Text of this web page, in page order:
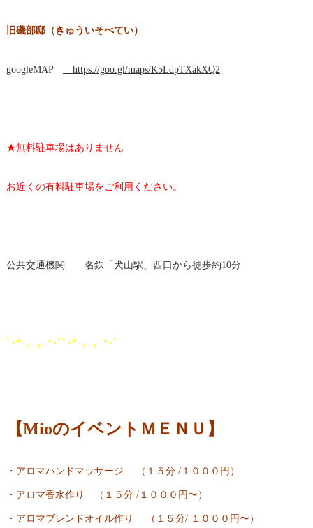
旧磯部邸（きゅういそべてい）
googleMAP https://goo.gl/maps/K5LdpTXakXQ2
★無料駐車場はありません
お近くの有料駐車場をご利用ください。
公共交通機関 名鉄「犬山駅」西口から徒歩約10分
ﾟ･*:.｡..｡.:*･ﾟﾟ･*:.｡..｡.:*･ﾟ
【MioのイベントＭＥＮＵ】
・アロマハンドマッサージ （１５分 /１０００円）
・アロマ香水作り （１５分 /１０００円〜）
・アロマブレンドオイル作り （１５分/ １０００円〜）